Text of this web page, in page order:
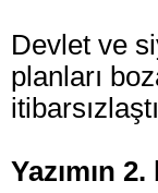
Devlet ve
planları
Yazımın